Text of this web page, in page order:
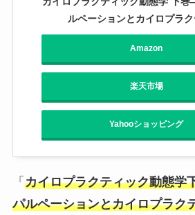
ルペーションとカイロプラク
Amazon
楽天市場
Yahooショッピング
「 カイロプラクティック動態学
パルペーションとカイロプラク